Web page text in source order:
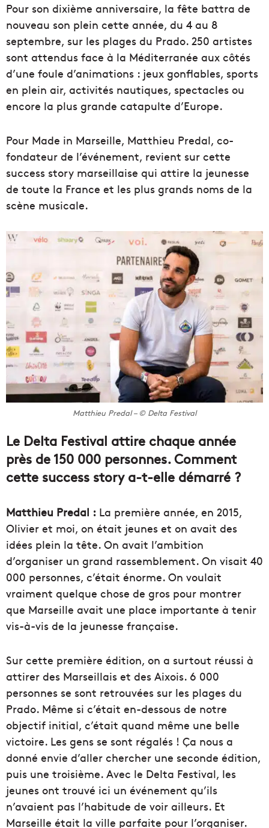
Pour son dixième anniversaire, la fête battra de
nouveau son plein cette année, du 4 au 8
septembre, sur les plages du Prado. 250 artistes
sont attendus face à la Méditerranée aux côtés
d’une foule d’animations : jeux gonflables, sports
en plein air, activités nautiques, spectacles ou
encore la plus grande catapulte d’Europe.
Pour Made in Marseille, Matthieu Predal, co-
fondateur de l’événement, revient sur cette
success story marseillaise qui attire la jeunesse
de toute la France et les plus grands noms de la
scène musicale.
Matthieu Predal – © Delta Festival
Le Delta Festival attire chaque année
près de 150 000 personnes. Comment
cette success story a-t-elle démarré ?
Matthieu Predal : La première année, en 2015,
Olivier et moi, on était jeunes et on avait des
idées plein la tête. On avait l’ambition
d’organiser un grand rassemblement. On visait 40
000 personnes, c’était énorme. On voulait
vraiment quelque chose de gros pour montrer
que Marseille avait une place importante à tenir
vis-à-vis de la jeunesse française.
Sur cette première édition, on a surtout réussi à
attirer des Marseillais et des Aixois. 6 000
personnes se sont retrouvées sur les plages du
Prado. Même si c’était en-dessous de notre
objectif initial, c’était quand même une belle
victoire. Les gens se sont régalés ! Ça nous a
donné envie d’aller chercher une seconde édition,
puis une troisième. Avec le Delta Festival, les
jeunes ont trouvé ici un événement qu’ils
n’avaient pas l’habitude de voir ailleurs. Et
Marseille était la ville parfaite pour l’organiser.